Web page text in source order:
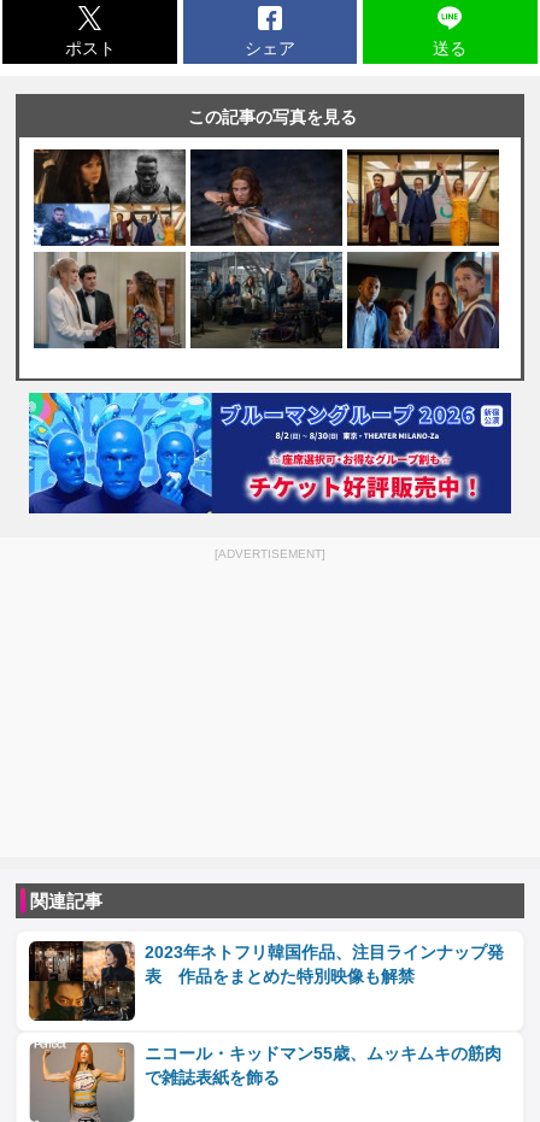
ポスト シェア 送る
この記事の写真を見る
[ADVERTISEMENT]
関連記事
2023年ネトフリ韓国作品、注目ラインナップ発
表 作品をまとめた特別映像も解禁
ニコール・キッドマン55歳、ムッキムキの筋肉
で雑誌表紙を飾る